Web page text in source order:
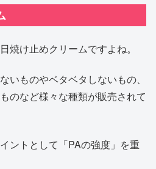
焼け止めクリームですよね。
いものやベタベタしないもの、
のなど様々な種類が販売されて
ントとして「PAの強度」を重